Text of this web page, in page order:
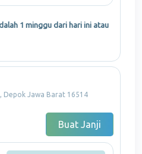
1 minggu dari hari ini atau
Depok Jawa Barat 16514
Buat Janji